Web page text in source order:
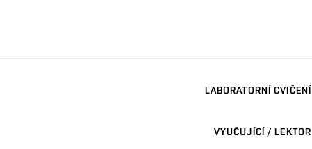
LABORATORNÍ CVIČENÍ
VYUČUJÍCÍ / LEKTOR